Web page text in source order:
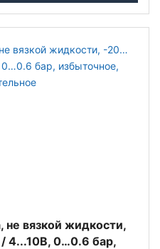
не вязкой жидкости,
0…0.6 бар,